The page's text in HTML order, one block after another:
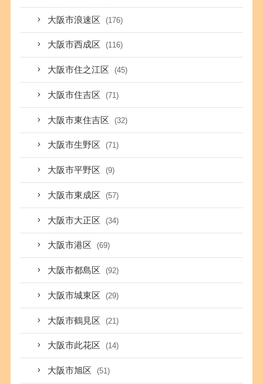
大阪市浪速区 (176)
大阪市西成区 (116)
大阪市住之江区 (45)
大阪市住吉区 (71)
大阪市東住吉区 (32)
大阪市生野区 (71)
大阪市平野区 (9)
大阪市東成区 (57)
大阪市大正区 (34)
大阪市港区 (69)
大阪市都島区 (92)
大阪市城東区 (29)
大阪市鶴見区 (21)
大阪市此花区 (14)
大阪市旭区 (51)